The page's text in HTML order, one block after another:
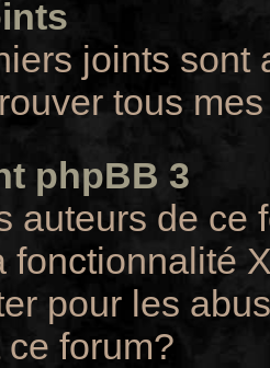
joints sont
tous
phpBB 3
auteurs de ce
fonctionnalité
pour les
forum?